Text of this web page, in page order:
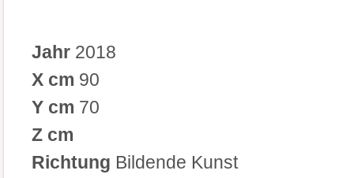
Jahr 2018
X cm 90
Y cm 70
Z cm
Richtung Bildende Kunst